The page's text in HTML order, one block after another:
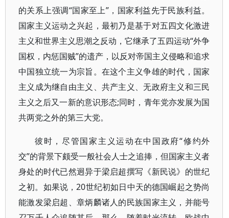
的关系上强调“国家至上”，国家利益先于民族利益。
国家主义运动之兴起，最初乃是基于对五四文化激进
主义和世界主义思潮之反动，它继承了五四运动“外争
国权，内惩国贼”的遗产，以反对帝国主义侵略和追求
中国独立统一为宗旨。在这个主义争雄的时代，国家
主义成为继自由主义、共产主义、无政府主义和三民
主义之后又一新的意识形态;同时，青年党亦发展为国
共两党之外的第三大党。
彼时，尽管国家主义运动在中国政府“修约外
交”的背景下颇受一般社会人士之追捧，但国家主义者
身处的时代已然迥异于梁启超撰写《新民说》的世纪
之初。如果说，20世纪初如日中天的德国崛起之势尚
能激发梁启超、章炳麟诸人的民族国家主义，并能号